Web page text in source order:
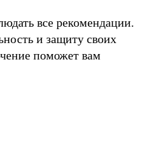
все рекомендации.
и защиту своих
поможет вам